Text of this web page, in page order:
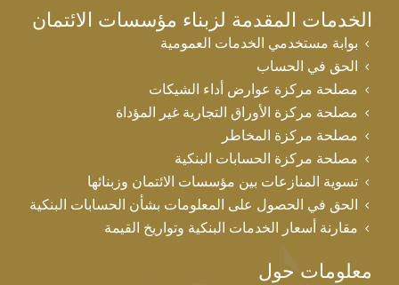
الخدمات المقدمة لزبناء مؤسسات الائتمان
بوابة مستخدمي الخدمات العمومية
الحق في الحساب
مصلحة مركزة عوارض أداء الشيكات
مصلحة مركزة الأوراق التجارية غير المؤداة
مصلحة مركزة المخاطر
مصلحة مركزة الحسابات البنكية
تسوية المنازعات بين مؤسسات الائتمان وزبنائها
الحق في الحصول على المعلومات بشأن الحسابات البنكية
مقارنة أسعار الخدمات البنكية وتواريخ القيمة
معلومات حول